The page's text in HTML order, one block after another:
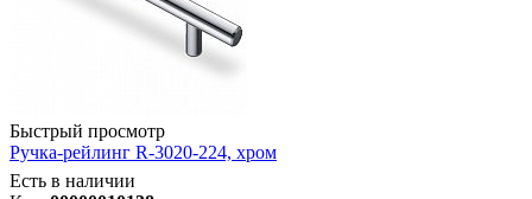
Быстрый просмотр
Ручка-рейлинг R-3020-224, хром
Есть в наличии